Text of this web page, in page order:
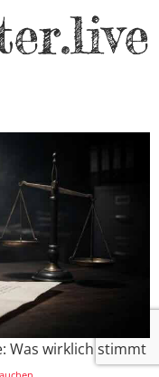
Was wirklich stimmt